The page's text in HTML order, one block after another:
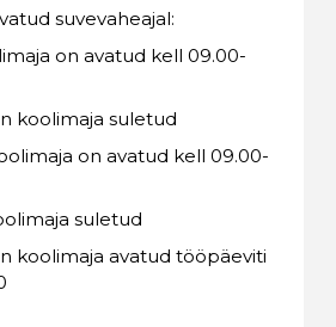
suvevaheajal:
on avatud kell 09.00-
koolimaja suletud
on avatud kell 09.00-
suletud
koolimaja avatud tööpäeviti